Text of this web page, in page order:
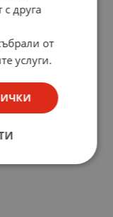
друга
от
услуги.